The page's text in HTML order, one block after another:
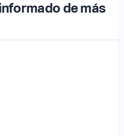
de más